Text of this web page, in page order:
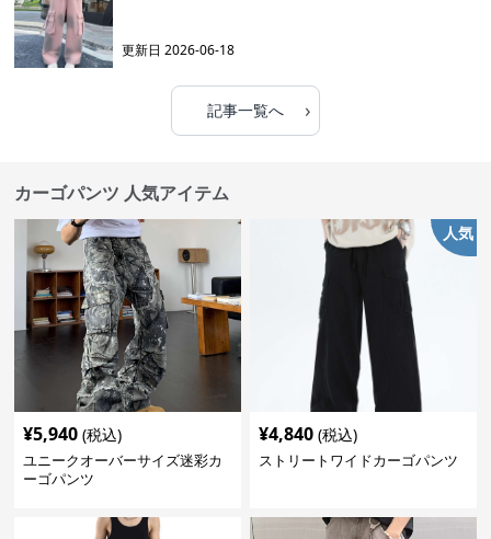
更新日2026-06-18
記事一覧へ ›
カーゴパンツ 人気アイテム
¥5,940 (税込)
ユニークオーバーサイズ迷彩カ
ーゴパンツ
人気
¥4,840 (税込)
ストリートワイドカーゴパンツ